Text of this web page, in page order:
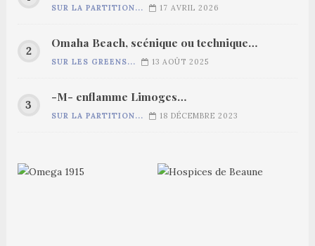
SUR LA PARTITION... 17 AVRIL 2026
Omaha Beach, scénique ou technique…
SUR LES GREENS... 13 AOÛT 2025
-M- enflamme Limoges…
SUR LA PARTITION... 18 DÉCEMBRE 2023